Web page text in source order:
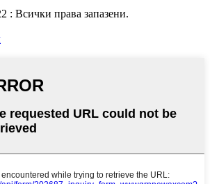
: Всички права запазени.